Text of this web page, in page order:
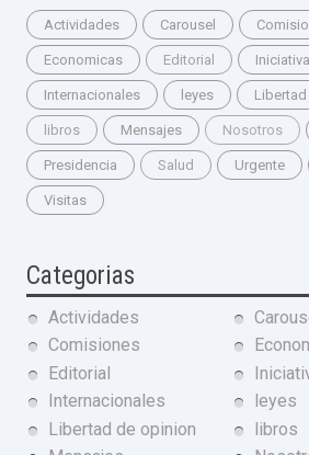
Actividades Carousel
Economicas Editorial
Internacionales leyes
libros Mensajes Nosotros
Presidencia Salud Urgente
Visitas
Categorias
Actividades
Comisiones
Editorial
Internacionales
leyes
Libertad de opinion
libros